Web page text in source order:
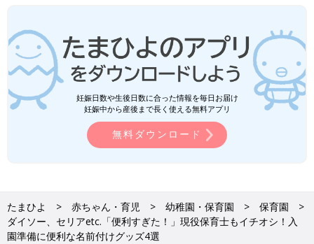
妊娠日数や生後日数に合った情報を毎日お届け
妊娠中から産後まで長く使える無料アプリ
無料ダウンロード
たまひよ 赤ちゃん・育児 幼稚園・保育園
保育園
ダイソー、セリアetc.「便利すぎた！」現役保育士もイチオシ！入
園準備に便利な名前付けグッズ4選